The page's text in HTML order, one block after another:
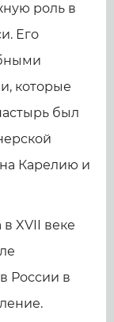
роль в
Его
которые
был
Карелию и
XVII веке
России в